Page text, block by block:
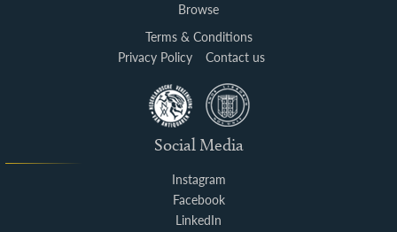
Browse
Terms & Conditions
Privacy Policy
Contact us
Social Media
Instagram
Facebook
LinkedIn